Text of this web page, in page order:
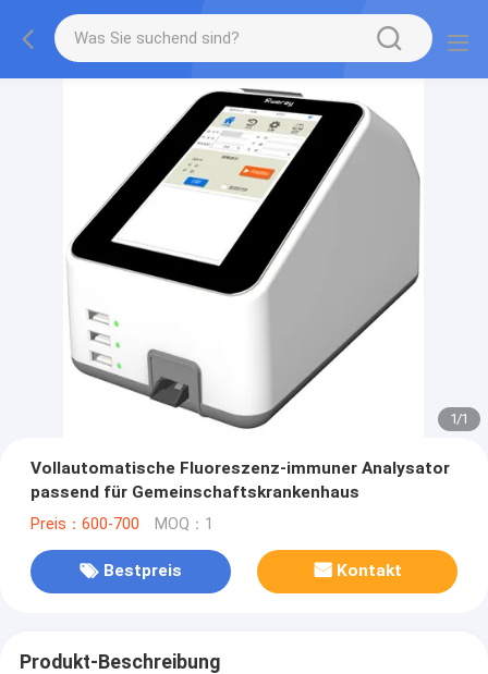
1/1
Vollautomatische Fluoreszenz-immuner Analysator
passend für Gemeinschaftskrankenhaus
Preis：600-700 MOQ：1
Bestpreis Kontakt
Produkt-Beschreibung